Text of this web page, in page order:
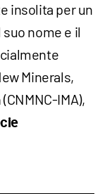
insolita per un
nome e il
Minerals,
IMA),